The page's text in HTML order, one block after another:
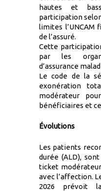
hautes et
participation
limites
de l’assuré.
Cette
par les
d’assurance
Le code de la
exonération
modérateur
bénéficiaires et
Évolutions
Les patients
durée (ALD),
ticket
avec l’affection.
2026 prévoit